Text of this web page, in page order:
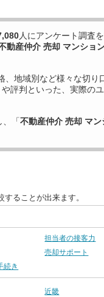
人にアンケート調査を
動産仲介 売却 マンショ
、地域別など様々な切り
評判といった、実際の
、「不動産仲介 売却 マン
ることが出来ます。
担当者の接客力
売却サポート
続き
近畿